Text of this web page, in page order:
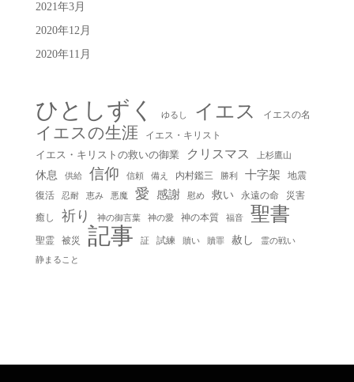
2021年3月
2020年12月
2020年11月
ひとしずく ゆるし イエス イエスの名
イエスの生涯
イエス・キリスト
イエス・キリストの救いの御業
クリスマス 上杉鷹山
休息 供給 信仰 信頼 備え 内村鑑三 勝利 十字架
地震
復活
忍耐 恵み 悪魔 愛 感謝 慰め 救い 永遠の命
災害
癒し
祈り 神の御言葉 神の愛 神の本質 福音 聖書
聖霊 被災 記事 証 試練 贖い 贖罪 赦し 霊の戦い
静まること